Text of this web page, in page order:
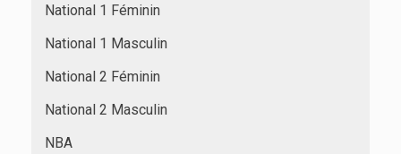
National 1 Féminin
National 1 Masculin
National 2 Féminin
National 2 Masculin
NBA